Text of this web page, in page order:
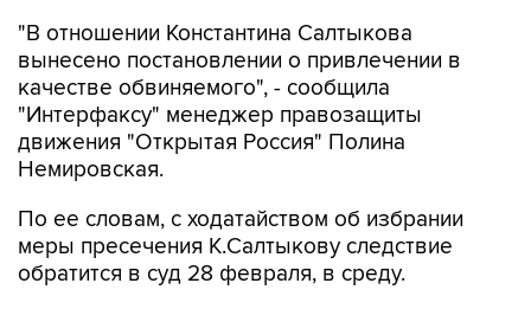
"В отношении Константина Салтыкова
вынесено постановлении о привлечении в
качестве обвиняемого", - сообщила
"Интерфаксу" менеджер правозащиты
движения "Открытая Россия" Полина
Немировская.
По ее словам, с ходатайством об избрании
меры пресечения К.Салтыкову следствие
обратится в суд 28 февраля, в среду.